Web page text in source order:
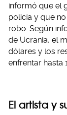
informó que el
policía y que
robo. Según
de Ucrania, el
dólares y los
enfrentar hasta
El artista y